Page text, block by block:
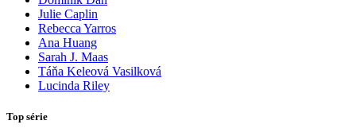
Julie Caplin
Rebecca Yarros
Ana Huang
Sarah J. Maas
Táňa Keleová Vasilková
Lucinda Riley
Top série